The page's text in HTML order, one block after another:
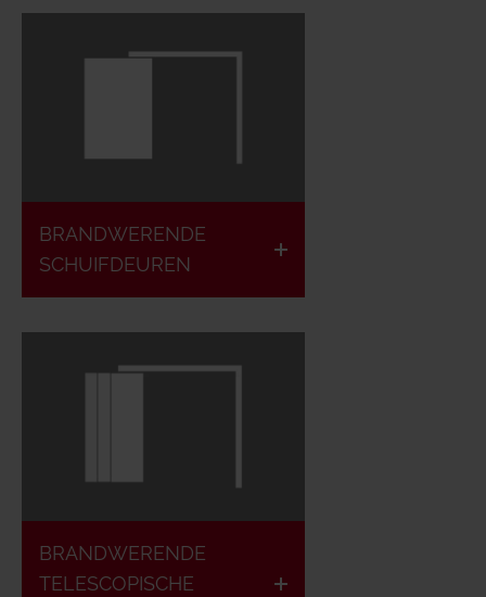
Europese
Dichtsluitend
& rookdicht
met 1 en
vleugels
BRANDWERENDE
SCHUIFDEUREN
Europese
Er is
& brandwerend
Luchtdicht
rookdicht
BRANDWERENDE
TELESCOPISCHE